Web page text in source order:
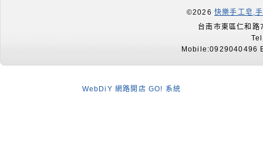
©2026 快樂手工皂,
台南市東區仁和
Mobile:0929040496
WebDiY 網路開店 GO! 系統